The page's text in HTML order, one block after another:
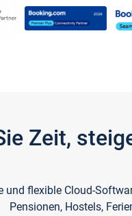
Zeit,
und flexible Cloud-
Pensionen, Hostels,